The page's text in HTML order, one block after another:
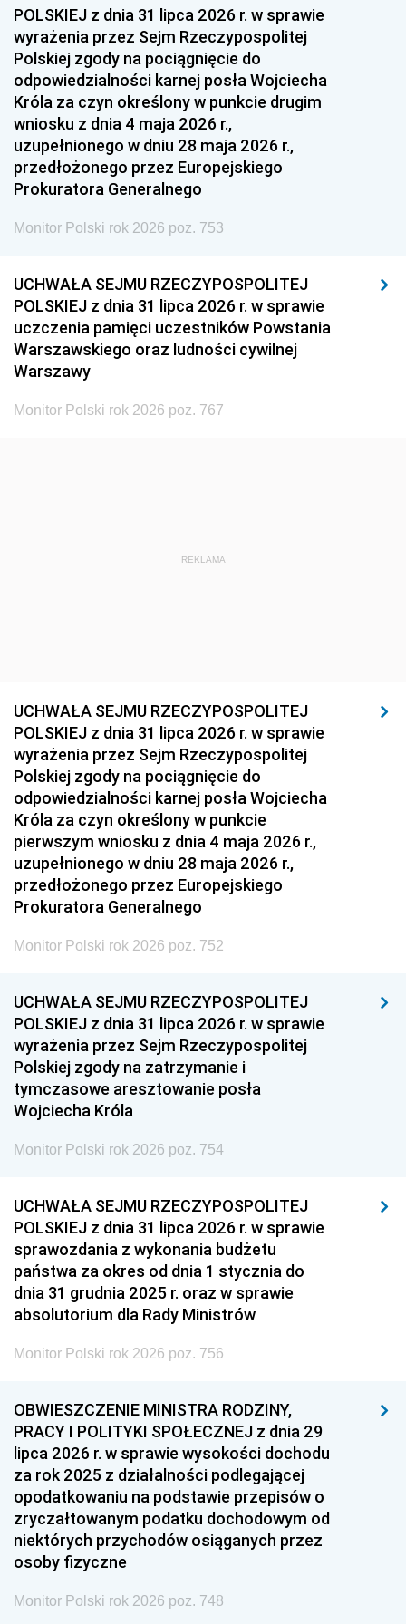
1951 1950 1949
1948 1947
1939 1938 1937
1936 1930
POLSKIEJ z dnia 31 lipca 2026 r. w sprawie
wyrażenia przez Sejm Rzeczypospolitej
Polskiej zgody na pociągnięcie do
odpowiedzialności karnej posła Wojciecha
Króla za czyn określony w punkcie drugim
wniosku z dnia 4 maja 2026 r.,
uzupełnionego w dniu 28 maja 2026 r.,
przedłożonego przez Europejskiego
Prokuratora Generalnego
Monitor Polski rok 2026 poz. 753
UCHWAŁA SEJMU RZECZYPOSPOLITEJ
POLSKIEJ z dnia 31 lipca 2026 r. w sprawie
uczczenia pamięci uczestników Powstania
Warszawskiego oraz ludności cywilnej
Warszawy
Monitor Polski rok 2026 poz. 767
REKLAMA
UCHWAŁA SEJMU RZECZYPOSPOLITEJ
POLSKIEJ z dnia 31 lipca 2026 r. w sprawie
wyrażenia przez Sejm Rzeczypospolitej
Polskiej zgody na pociągnięcie do
odpowiedzialności karnej posła Wojciecha
Króla za czyn określony w punkcie
pierwszym wniosku z dnia 4 maja 2026 r.,
uzupełnionego w dniu 28 maja 2026 r.,
przedłożonego przez Europejskiego
Prokuratora Generalnego
Monitor Polski rok 2026 poz. 752
UCHWAŁA SEJMU RZECZYPOSPOLITEJ
POLSKIEJ z dnia 31 lipca 2026 r. w sprawie
wyrażenia przez Sejm Rzeczypospolitej
Polskiej zgody na zatrzymanie i
tymczasowe aresztowanie posła
Wojciecha Króla
Monitor Polski rok 2026 poz. 754
UCHWAŁA SEJMU RZECZYPOSPOLITEJ
POLSKIEJ z dnia 31 lipca 2026 r. w sprawie
sprawozdania z wykonania budżetu
państwa za okres od dnia 1 stycznia do
dnia 31 grudnia 2025 r. oraz w sprawie
absolutorium dla Rady Ministrów
Monitor Polski rok 2026 poz. 756
OBWIESZCZENIE MINISTRA RODZINY,
PRACY I POLITYKI SPOŁECZNEJ z dnia 29
lipca 2026 r. w sprawie wysokości dochodu
za rok 2025 z działalności podlegającej
opodatkowaniu na podstawie przepisów o
zryczałtowanym podatku dochodowym od
niektórych przychodów osiąganych przez
osoby fizyczne
Monitor Polski rok 2026 poz. 748